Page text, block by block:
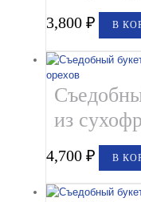
3,800₽ В
из
4,700₽ В